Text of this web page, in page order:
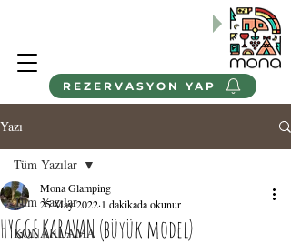
REZERVASYON YAP
Yazı
Tüm Yazılar
KONAKLAMA
Tüm Yazılar
HYGGE KARAVAN (büyük model)
Mona Glamping
25 May 2022 1 dakikada okunur